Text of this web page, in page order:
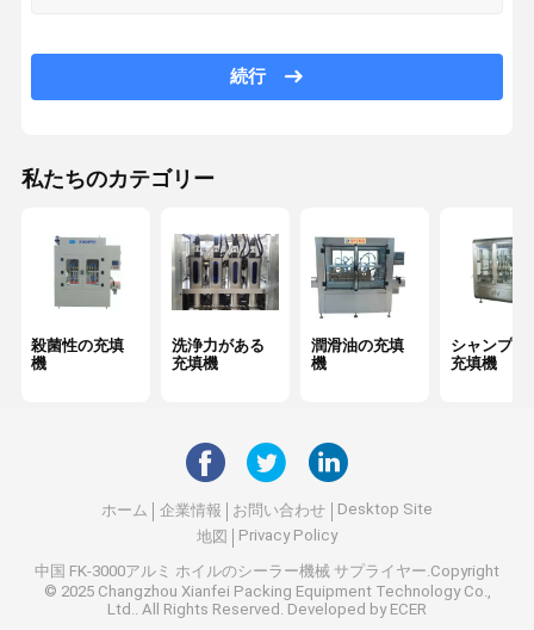
袋のパッキング機械を立てなさい
蠕動性ポンプ充填機
続行
私たちのカテゴリー
殺菌性の充填
機
洗浄力がある
充填機
潤滑油の充填
機
シャンプー
充填機
ホーム 企業情報 お問い合わせ
Desktop Site
地図
Privacy Policy
中国 FK-3000アルミ ホイルのシーラー機械 サプライヤー.Copyright
© 2025 Changzhou Xianfei Packing Equipment Technology Co.,
Ltd.. All Rights Reserved. Developed by ECER